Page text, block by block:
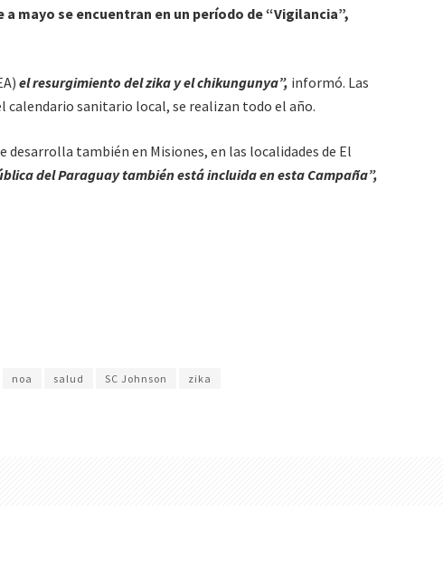
mayo se encuentran en un período de “Vigilancia”,
el resurgimiento del zika y el chikungunya”, informó. Las
calendario sanitario local, se realizan todo el año.
desarrolla también en Misiones, en las localidades de El
del Paraguay también está incluida en esta Campaña”,
noa salud SC Johnson zika